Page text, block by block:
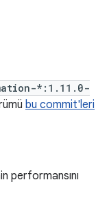
*:1.11.0-
bu commit'leri
performansını